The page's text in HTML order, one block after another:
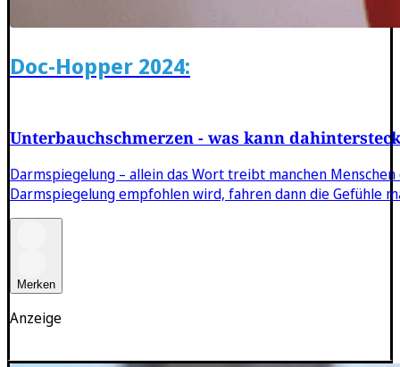
Anzeige
Doc-Hopper 2024:
Unterbauchschmerzen - was kann
Darmspiegelung – allein das Wort treibt manchen
Darmspiegelung empfohlen wird, fahren dann die Gefühle
Merken